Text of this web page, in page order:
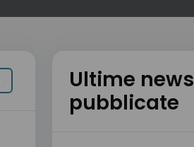
Ultime news
pubblicate